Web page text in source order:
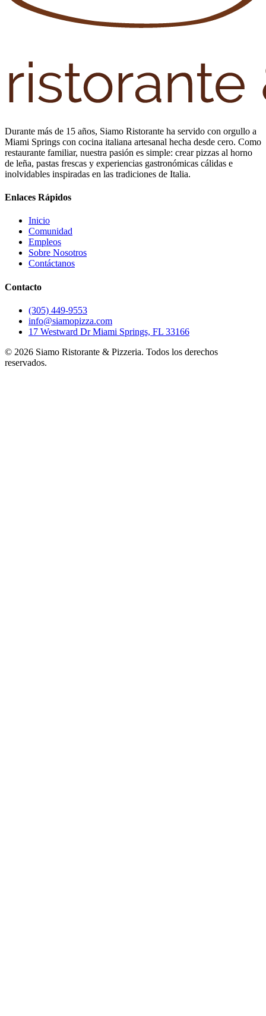
Durante más de 15 años, Siamo Ristorante ha servido con orgullo a
Miami Springs con cocina italiana artesanal hecha desde cero. Como
restaurante familiar, nuestra pasión es simple: crear pizzas al horno
de leña, pastas frescas y experiencias gastronómicas cálidas e
inolvidables inspiradas en las tradiciones de Italia.
Enlaces Rápidos
Inicio
Comunidad
Empleos
Sobre Nosotros
Contáctanos
Contacto
(305) 449-9553
info@siamopizza.com
17 Westward Dr Miami Springs, FL 33166
© 2026 Siamo Ristorante & Pizzeria. Todos los derechos
reservados.